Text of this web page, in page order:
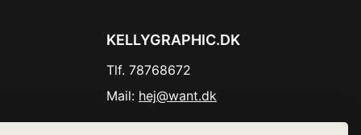
KELLYGRAPHIC.DK
Tlf. 78768672
Mail: hej@want.dk